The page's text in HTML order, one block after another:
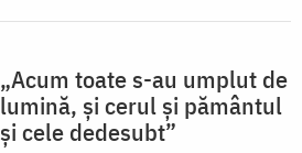
„Acum toate s-au umplut de
lumină, și cerul și pământul
și cele dedesubt”